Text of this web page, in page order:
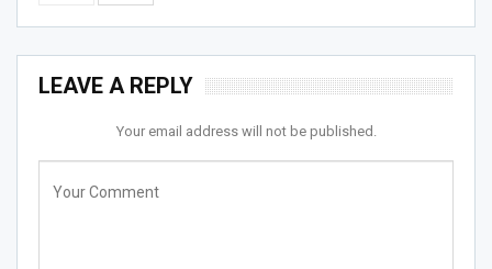
LEAVE A REPLY
Your email address will not be published.